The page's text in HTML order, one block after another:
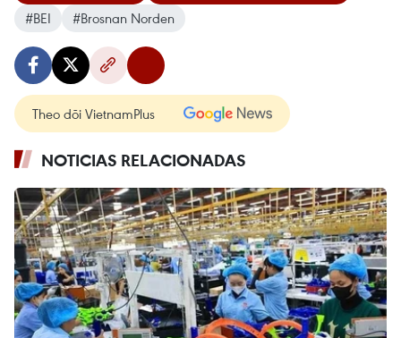
#BEI
#Brosnan Norden
Theo dõi VietnamPlus
NOTICIAS RELACIONADAS